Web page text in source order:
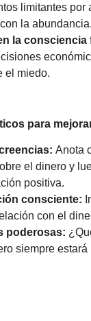
limitantes por
la abundancia.
la consciencia
el miedo.
para
Anota
el dinero y
positiva.
consciente:
con el
poderosas:
siempre estará